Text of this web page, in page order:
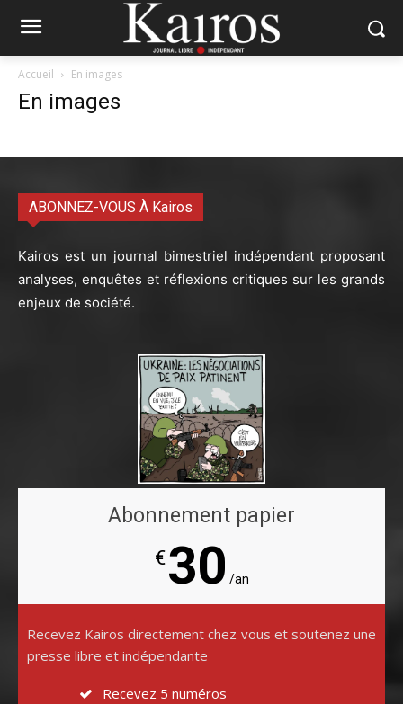
Accueil En images
En images
ABONNEZ-VOUS À Kairos
Kairos est un journal bimestriel indépendant proposant
analyses, enquêtes et réflexions critiques sur les grands
enjeux de société.
Abonnement papier
€30 /an
Recevez Kairos directement chez vous et soutenez une
presse libre et indépendante
Recevez 5 numéros